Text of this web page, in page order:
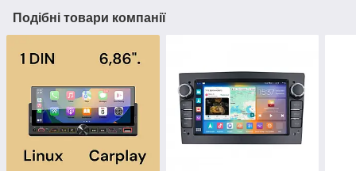
Подібні товари компанії